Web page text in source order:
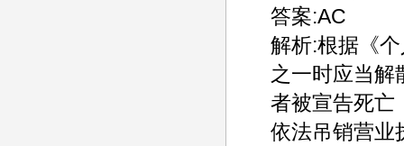
答案:AC
解析:根据《
之一时应当解
者被宣告死亡
依法吊销营业